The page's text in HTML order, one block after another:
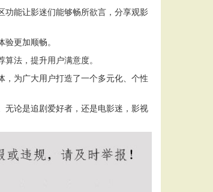
功能让影迷们能够畅所欲言，分享观影
更加顺畅。
法，提升用户满意度。
为广大用户打造了一个多元化、个性
无论是追剧爱好者，还是电影迷，影视